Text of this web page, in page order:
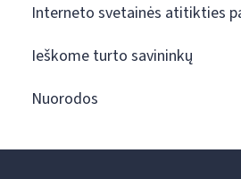
Interneto svetainės atitikties
Ieškome turto savininkų
Nuorodos